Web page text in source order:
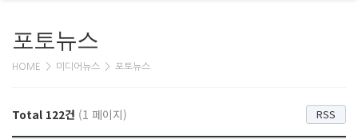
포토뉴스
HOME > 미디어뉴스 > 포토뉴스
Total 122건 (1 페이지) RSS